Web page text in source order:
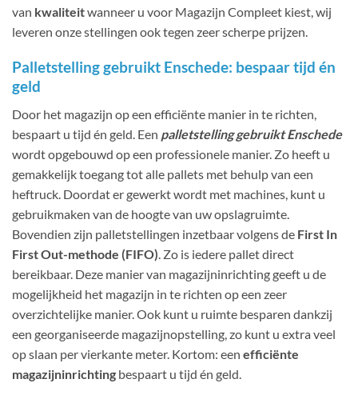
van kwaliteitwanneer u voor Magazijn Compleet kiest, wij
leveren onze stellingen ook tegen zeer scherpe prijzen.
Palletstelling gebruikt Enschede: bespaar tijd én
geld
Door het magazijn op een efficiënte manier in te richten,
bespaart u tijd én geld. Een palletstelling gebruikt Enschede
wordt opgebouwd op een professionele manier. Zo heeft u
gemakkelijk toegang tot alle pallets met behulp van een
heftruck. Doordat er gewerkt wordt met machines, kunt u
gebruikmaken van de hoogte van uw opslagruimte.
Bovendien zijn palletstellingen inzetbaar volgens de First In
First Out-methode (FIFO). Zo is iedere pallet direct
bereikbaar. Deze manier van magazijninrichting geeft u de
mogelijkheid het magazijn in te richten op een zeer
overzichtelijke manier. Ook kunt u ruimte besparen dankzij
een georganiseerde magazijnopstelling, zo kunt u extra veel
op slaan per vierkante meter. Kortom: een efficiënte
magazijninrichting bespaart u tijd én geld.